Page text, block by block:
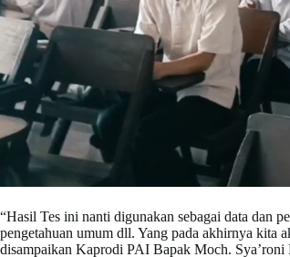
“Hasil Tes ini nanti digunakan sebagai data dan
pengetahuan umum dll. Yang pada akhirnya kita
disampaikan Kaprodi PAI Bapak Moch. Sya’roni